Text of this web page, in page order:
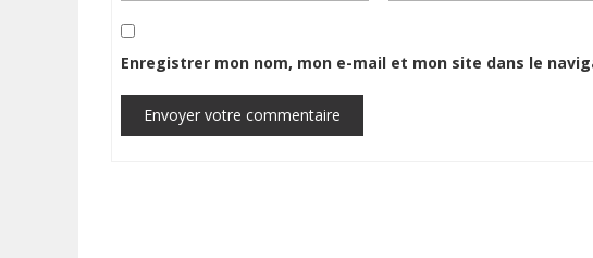
Enregistrer mon nom, mon e-mail et mon site dans le
Envoyer votre commentaire